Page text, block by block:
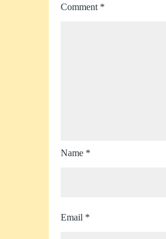
Comment *
Name *
Email *